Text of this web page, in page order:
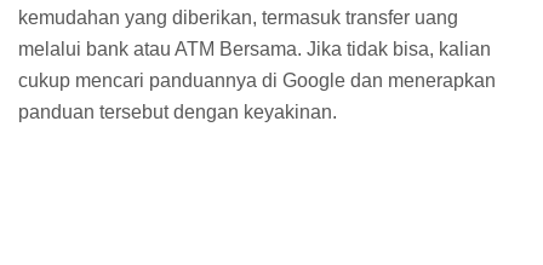
kemudahan yang diberikan, termasuk transfer uang
melalui bank atau ATM Bersama. Jika tidak bisa, kalian
cukup mencari panduannya di Google dan menerapkan
panduan tersebut dengan keyakinan.